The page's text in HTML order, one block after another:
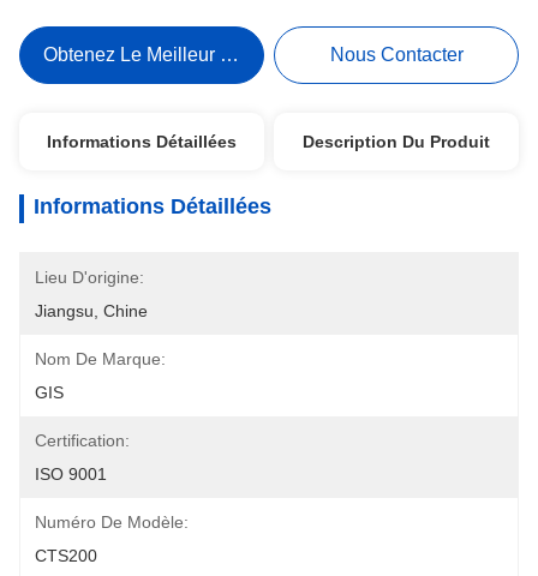
Obtenez Le Meilleur Prix Nous Contacter
Informations Détaillées Description Du Produit
Informations Détaillées
Lieu D'origine:
Jiangsu, Chine
Nom De Marque:
GIS
Certification:
ISO 9001
Numéro De Modèle:
CTS200